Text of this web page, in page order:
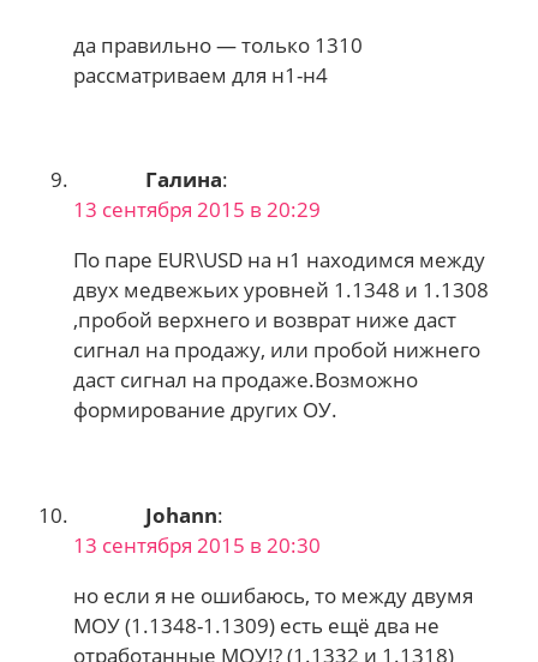
да правильно — только 1310
рассматриваем для н1-н4
Галина:
13 сентября 2015 в 20:29
По паре EUR\USD на н1 находимся между
двух медвежьих уровней 1.1348 и 1.1308
,пробой верхнего и возврат ниже даст
сигнал на продажу, или пробой нижнего
даст сигнал на продаже.Возможно
формирование других ОУ.
Johann:
13 сентября 2015 в 20:30
но если я не ошибаюсь, то между двумя
МОУ (1.1348-1.1309) есть ещё два не
отработанные МОУ!? (1.1332 и 1.1318)